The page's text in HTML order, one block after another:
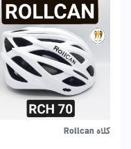
کلاه Rollcan